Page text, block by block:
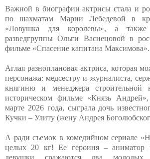
Важной в биографии актрисы стала и
по шахматам Марии Лебедевой в
«Ловушка для королевы», а также
разведгруппы Ольги Васнецовой в
фильме «Спасение капитана Максимова».
Аглая разноплановая актриса, которая
персонажа: медсестру и журналиста,
княгиню и менеджера
историческом фильме «Князь
марте 2026 года, сыграла дочь
Кучки – Улиту (жену Андрея
А ради съемок в комедийном сериале
целых 20 кг! Ее героиня – аниматор
девушки сражаются два молодых